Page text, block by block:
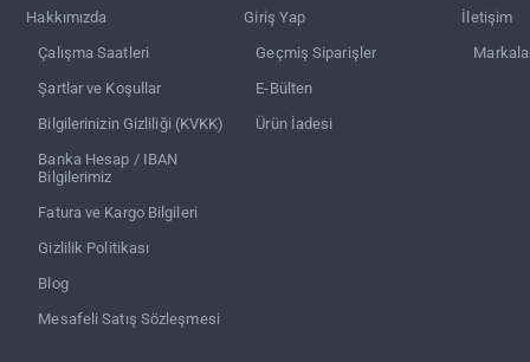
Hakkımızda
Çalışma Saatleri
Şartlar ve Koşullar
Bilgilerinizin Gizliliği (KVKK)
Banka Hesap / IBAN
Bilgilerimiz
Fatura ve Kargo Bilgileri
Gizlilik Politikası
Blog
Mesafeli Satış Sözleşmesi
Giriş Yap
Geçmiş Siparişler
E-Bülten
Ürün İadesi
İletişim